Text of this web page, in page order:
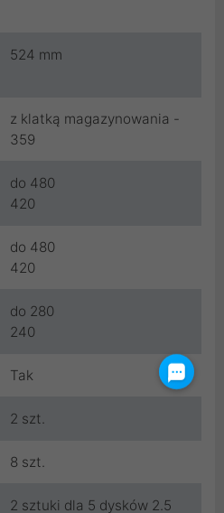
524 mm
z klatką magazynowania -
359
do 480
420
do 480
420
do 280
240
Tak
2 szt.
8 szt.
2 sztuki dla 5 dysków 2.5